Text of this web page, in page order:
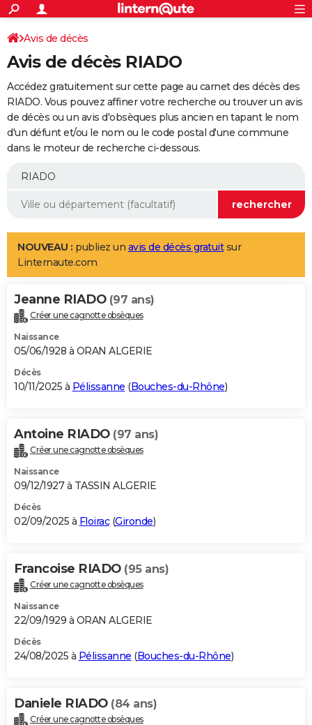
ACTUALITÉS
Politique
Société
Faits Divers
Education
Monde
Villes
+
SPORT
Coupe du monde 2026
Football
Tennis
Cyclisme
Rugby
Forum
Programme TV
TNT
Streaming
Cinéma
Sorties cinéma
Musique
+
FINANCE
Retraite
Impôts
Epargne
Immobilier
Risques naturels par ville
Banque
Assurance
Crédit
AUTO
Essais
Réserver un essai
Citadines
Berlines
SUV
Forum auto
+
Mobiles
Meilleur smartphone
Internet
Ordinateurs
Jeux vidéo
Guide high-tech
Aménagement intérieur
LIFESTYLE
Art de vivre
Bien-être
Loisirs
Mode
Modes de vie
Alimentation
Guide de la santé
Maladies
Médicaments
Sommeil
VOYAGE
Destinations
City break
Voyage nature
Voyage de noces
Forum
Climat
+PHOTO
GUIDES D'ACHAT
BONS PLANS
Carte de Noël
Carte Bonne année
Carte Saint-Valentin
Carte Pâques
Carte d'anniversaire
DICTIONNAIRE
Dictionnaire
Biographies
Citations
Expressions
Proverbes
PROGRAMME TV
S'inscrire
Se connecter
Lycées
Collèges
Primaires
Universités
Entreprises
Service militaire
Avis de recherche
AVIS DE DÉCÈS
Bricolage
Lifestyle
Culture
Sport
Auto
Television
Voyage
Cinema
Avis de décès
Avis de décès RIADO
Accédez gratuitement sur cette page au carnet des décès des
RIADO. Vous pouvez affiner votre recherche ou trouver un avis
de décès ou un avis d'obsèques plus ancien en tapant le nom
d'un défunt et/ou le nom ou le code postal d'une commune
dans le moteur de recherche ci-dessous.
NOUVEAU : publiez un avis de décès gratuitsur
Linternaute.com
Jeanne RIADO (97 ans)
Créer une cagnotte obsèques
Naissance
05/06/1928 à ORAN ALGERIE
Décès
10/11/2025 à Pélissanne (Bouches-du-Rhône)
Antoine RIADO (97 ans)
Créer une cagnotte obsèques
Naissance
09/12/1927 à TASSIN ALGERIE
Décès
02/09/2025 à Floirac(Gironde)
Francoise RIADO (95 ans)
Créer une cagnotte obsèques
Naissance
22/09/1929 à ORAN ALGERIE
Décès
24/08/2025 à Pélissanne (Bouches-du-Rhône)
Daniele RIADO (84 ans)
Créer une cagnotte obsèques